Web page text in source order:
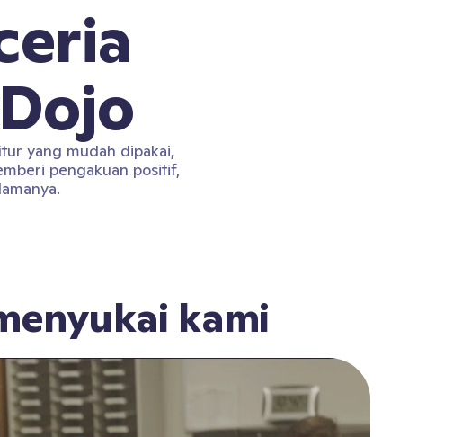
yang mudah dipakai,
pengakuan positif,
kami